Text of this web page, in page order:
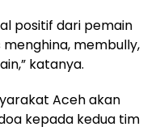
positif dari pemain
membully,
katanya.
Aceh akan
kepada kedua tim